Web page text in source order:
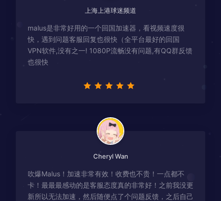
上海上港球迷频道
malus是非常好用的一个回国加速器，看视频速度很
快，遇到问题客服回复也很快（全平台最好的回国
VPN软件,没有之一! 1080P流畅没有问题,有QQ群反馈
也很快
Cheryl Wan
吹爆Malus！加速非常有效！收费也不贵！一点都不
卡！最最最感动的是客服态度真的非常好！之前我没更
新所以无法加速，然后随便点了个问题反馈，之后自己